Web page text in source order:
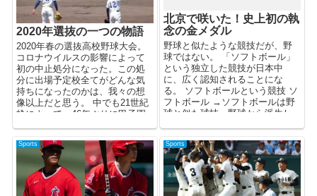
2020年選抜の一つの物語
2020年春の選抜高校野球大会。
コロナウイルスの影響によって
初の中止処分になった。この処
分に出場予定校全てがどんな気
持ちになったのかは、我々の想
像以上だと思う。 中でも21世紀
枠によって、46年ぶりに甲子園
北京で咲いた！史上初の執
念の金メダル
野球と似たような競技だが、野
球ではない。 「ソフトボール」
という独立した競技が日本中
に、広く認知されることにな
る。 ソフトボールという競技 ソ
フトボール →ソフトボールは野
球と似た球技。野球から派生し
Sports Sports